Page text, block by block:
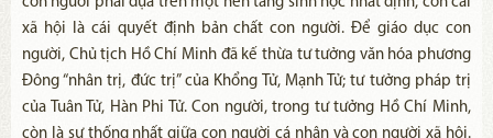
xã hội là cái quyết định bản chất con người. Để giáo dục con
người, Chủ tịch Hồ Chí Minh đã kế thừa tư tưởng văn hóa phương
Đông “nhân trị, đức trị” của Khổng Tử, Mạnh Tử; tư tưởng pháp trị
của Tuân Tử, Hàn Phi Tử. Con người, trong tư tưởng Hồ Chí Minh,
còn là sự thống nhất giữa con người cá nhân và con người xã hội.